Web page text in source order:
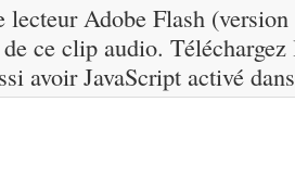
Adobe Flash (version
ce clip audio.
avoir JavaScript activé